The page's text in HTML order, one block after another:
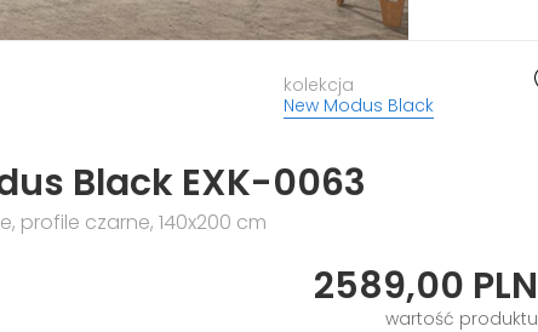
kolekcja
New Modus Black
Black EXK-0063
profile czarne, 140x200 cm
2589,00 PLN
wartość produktu